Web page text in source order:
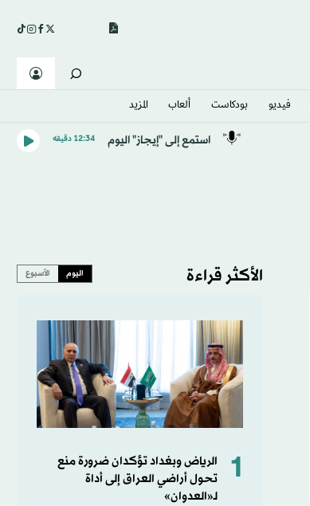
فيديو بودكاست ألعاب المزيد
استمع إلى "إيجاز" اليوم 12:34 دقيقه
الأكثر قراءة اليوم الأسبوع
1
الرياض وبغداد تؤكدان ضرورة منع
تحول أراضي العراق إلى أداة
لـ«العدوان»